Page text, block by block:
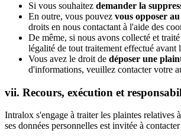
Si vous souhaitez demander la
En outre, vous pouvez vous opposer
droits en nous contactant à l'aide des
De même, si nous avons collecté et
légalité de tout traitement effectué avant
Vous avez le droit de déposer une
d'informations, veuillez contacter votre
vii. Recours, exécution et
Intralox s'engage à traiter les plaintes relatives
ses données personnelles est invitée à